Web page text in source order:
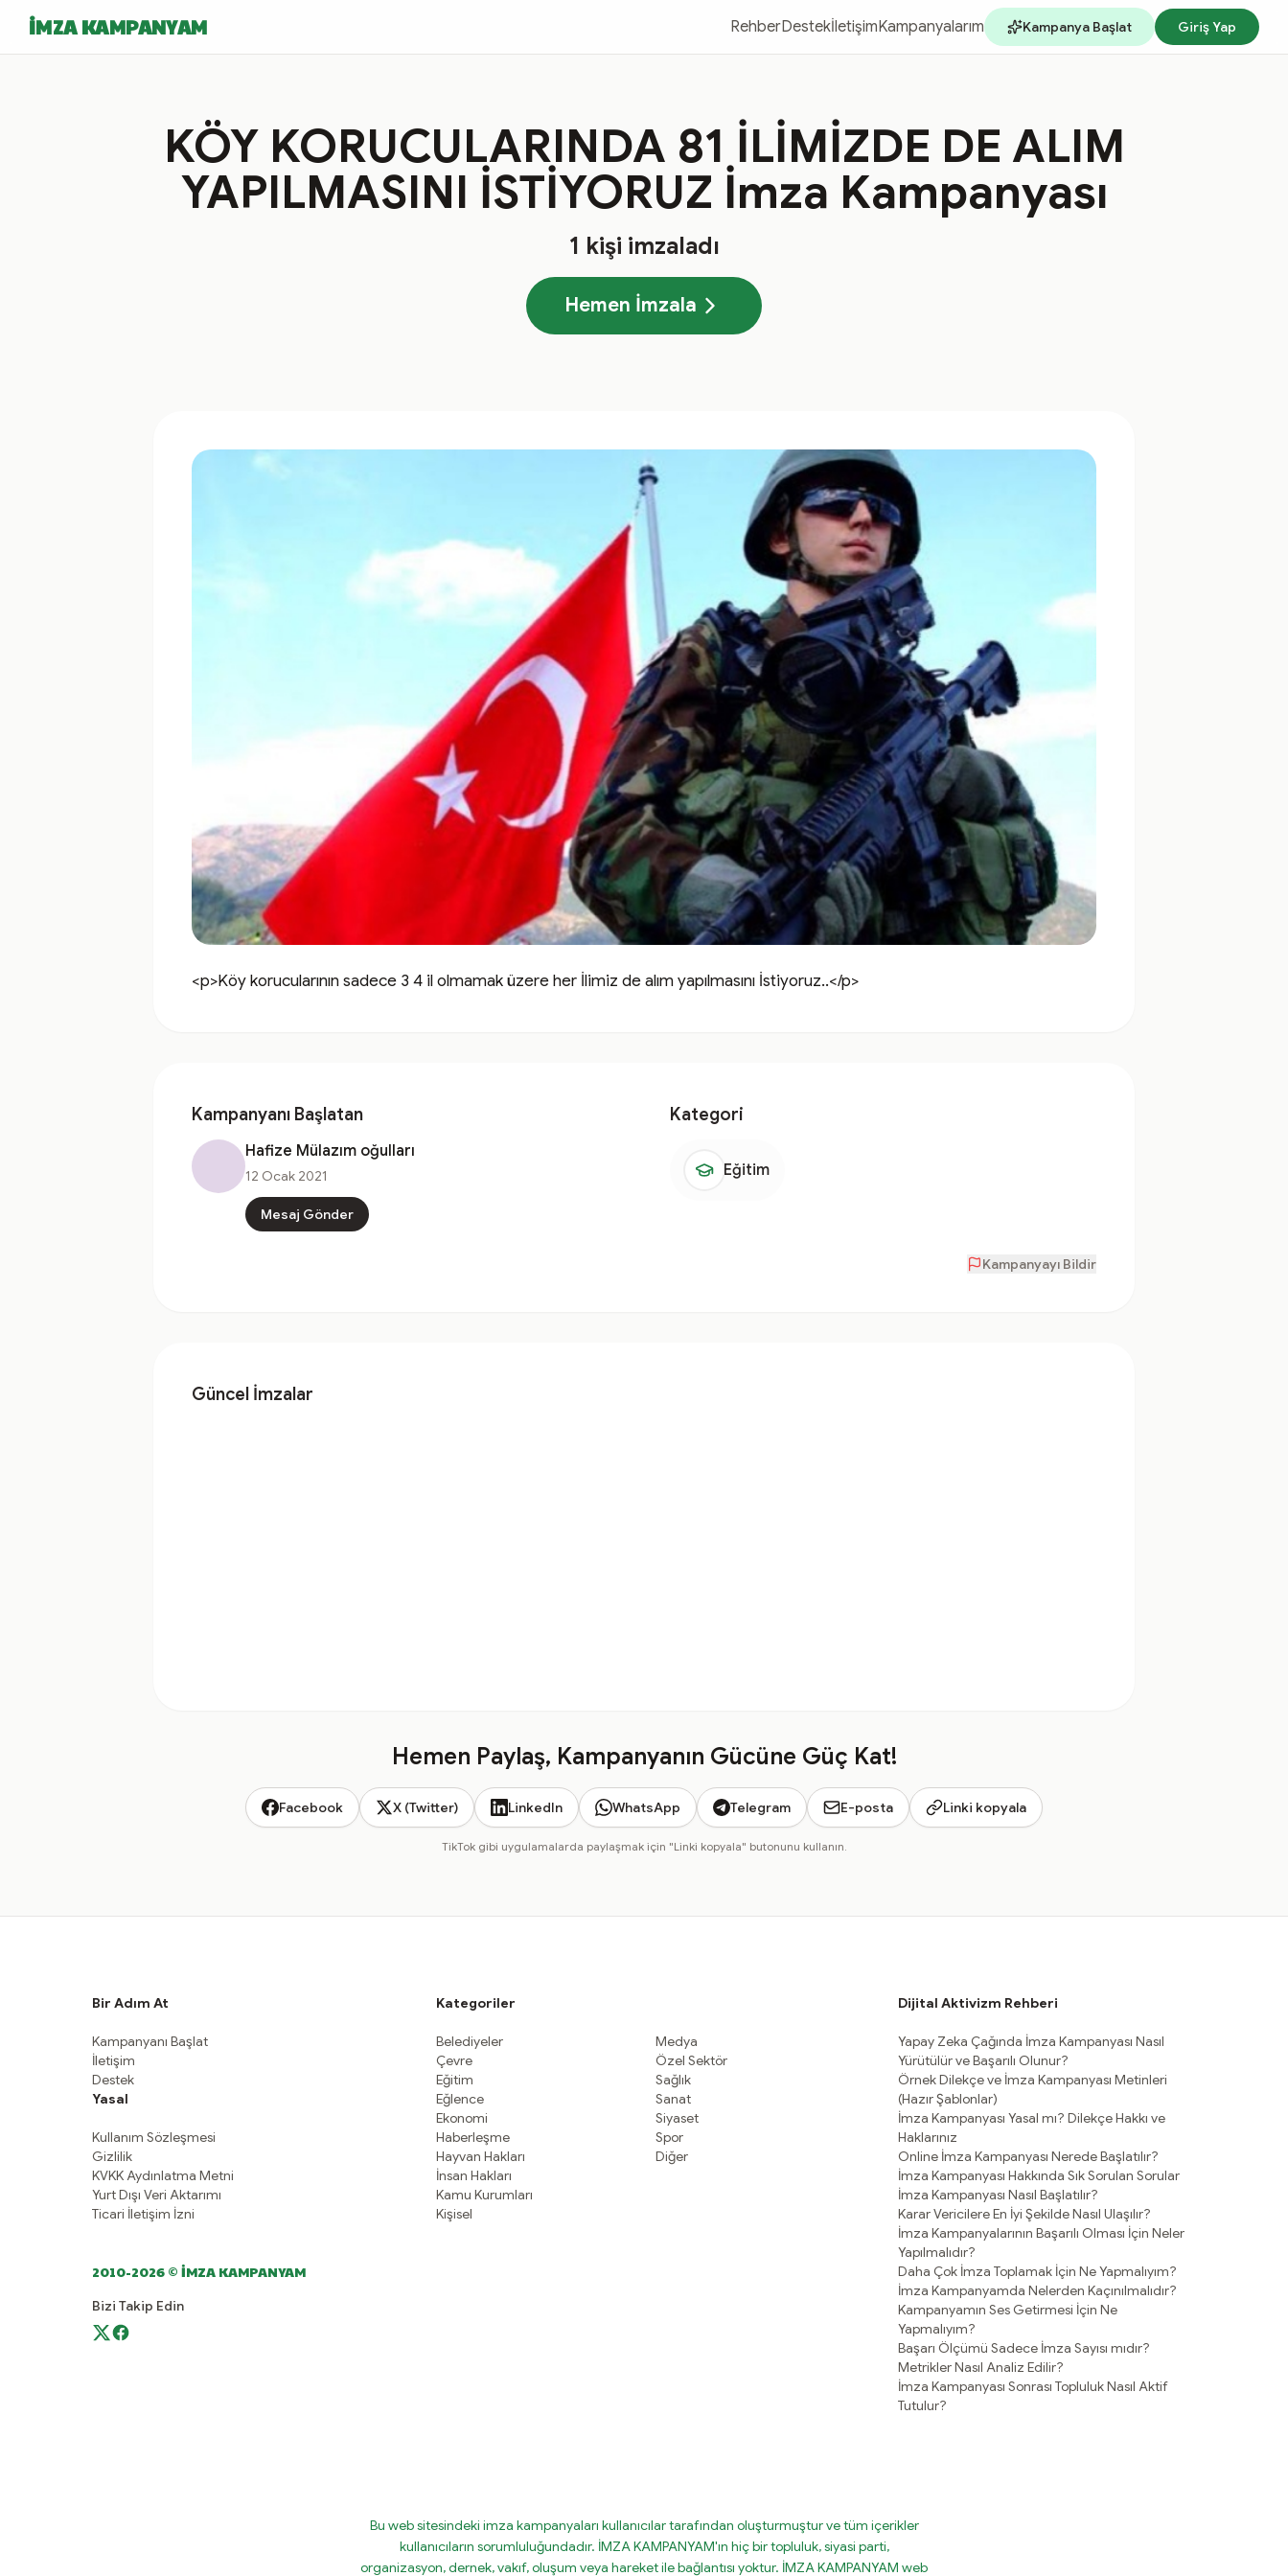
İMZA KAMPANYAM RehberDestekİletişimKampanyalarım Kampanya Başlat Giriş Yap
KÖY KORUCULARINDA 81 İLİMİZDE DE ALIM
YAPILMASINI İSTİYORUZ İmza Kampanyası
1 kişi imzaladı
Hemen İmzala
<p>Köy korucularının sadece 3 4 il olmamak üzere her İlimiz de alım yapılmasını İstiyoruz..</p>
Kampanyanı Başlatan
Hafize Mülazım oğulları
12 Ocak 2021
Mesaj Gönder
Kategori
Eğitim
Kampanyayı Bildir
Güncel İmzalar
Hemen Paylaş, Kampanyanın Gücüne Güç Kat!
Facebook X (Twitter) LinkedIn WhatsApp Telegram E-posta Linki kopyala
TikTok gibi uygulamalarda paylaşmak için "Linki kopyala" butonunu kullanın.
Bir Adım At
Kampanyanı Başlat
İletişim
Destek
Yasal
Kullanım Sözleşmesi
Gizlilik
KVKK Aydınlatma Metni
Yurt Dışı Veri Aktarımı
Ticari İletişim İzni
2010-2026 © İMZA KAMPANYAM
Bizi Takip Edin
Kategoriler
Belediyeler
Çevre
Eğitim
Eğlence
Ekonomi
Haberleşme
Hayvan Hakları
İnsan Hakları
Kamu Kurumları
Kişisel
Medya
Özel Sektör
Sağlık
Sanat
Siyaset
Spor
Diğer
Dijital Aktivizm Rehberi
Yapay Zeka Çağında İmza Kampanyası Nasıl
Yürütülür ve Başarılı Olunur?
Örnek Dilekçe ve İmza Kampanyası Metinleri
(Hazır Şablonlar)
İmza Kampanyası Yasal mı? Dilekçe Hakkı ve
Haklarınız
Online İmza Kampanyası Nerede Başlatılır?
İmza Kampanyası Hakkında Sık Sorulan Sorular
İmza Kampanyası Nasıl Başlatılır?
Karar Vericilere En İyi Şekilde Nasıl Ulaşılır?
İmza Kampanyalarının Başarılı Olması İçin Neler
Yapılmalıdır?
Daha Çok İmza Toplamak İçin Ne Yapmalıyım?
İmza Kampanyamda Nelerden Kaçınılmalıdır?
Kampanyamın Ses Getirmesi İçin Ne
Yapmalıyım?
Başarı Ölçümü Sadece İmza Sayısı mıdır?
Metrikler Nasıl Analiz Edilir?
İmza Kampanyası Sonrası Topluluk Nasıl Aktif
Tutulur?
Bu web sitesindeki imza kampanyaları kullanıcılar tarafından oluşturmuştur ve tüm içerikler
kullanıcıların sorumluluğundadır. İMZA KAMPANYAM'ın hiç bir topluluk, siyasi parti,
organizasyon, dernek, vakıf, oluşum veya hareket ile bağlantısı yoktur. İMZA KAMPANYAM web